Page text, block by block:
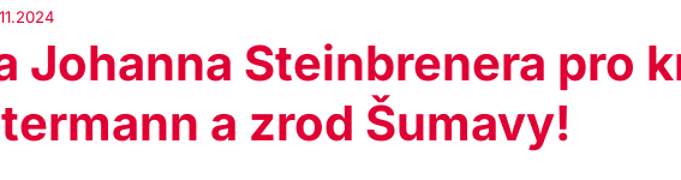
Johanna Steinbrenera pro
a zrod Šumavy!